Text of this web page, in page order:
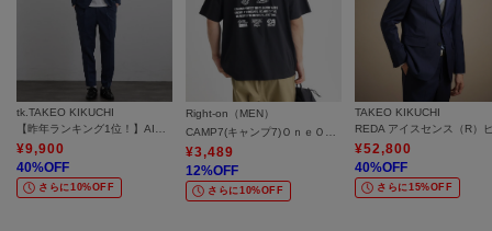
tk.TAKEO KIKUCHI
¥9,900
40%OFF
さらに10%OFF
Right-on（MEN）
¥3,489
12%OFF
さらに10%OFF
TAKEO KIKUCHI
¥52,800
40%OFF
さらに15%OFF